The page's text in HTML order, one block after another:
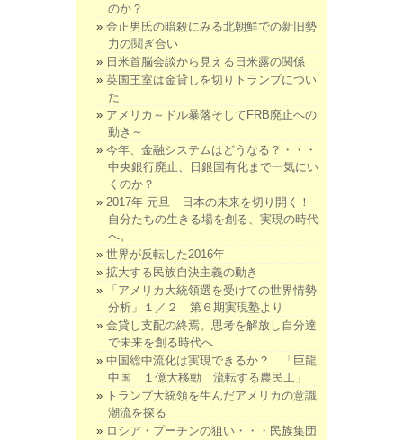
のか？
金正男氏の暗殺にみる北朝鮮での新旧勢
力の鬩ぎ合い
日米首脳会談から見える日米露の関係
英国王室は金貸しを切りトランプについ
た
アメリカ～ドル暴落そしてFRB廃止への
動き～
今年、金融システムはどうなる？・・・
中央銀行廃止、日銀国有化まで一気にい
くのか？
2017年 元旦 日本の未来を切り開く！
自分たちの生きる場を創る、実現の時代
へ。
世界が反転した2016年
拡大する民族自決主義の動き
「アメリカ大統領選を受けての世界情勢
分析」１／２ 第６期実現塾より
金貸し支配の終焉。思考を解放し自分達
で未来を創る時代へ
中国総中流化は実現できるか？ 「巨龍
中国 １億大移動 流転する農民工」
トランプ大統領を生んだアメリカの意識
潮流を探る
ロシア・プーチンの狙い・・・民族集団